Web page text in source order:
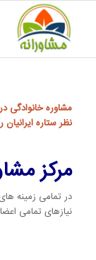
مشاوره خانوادگی
نظر ستاره ایرانیان
مرکز
در تمامی زمینه
نیازهای تمامی